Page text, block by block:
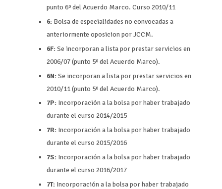
punto 6º del Acuerdo Marco. Curso 2010/11
6: Bolsa de especialidades no convocadas a
anteriormente oposicion por JCCM.
6F: Se incorporan a lista por prestar servicios en
2006/07 (punto 5º del Acuerdo Marco).
6N: Se incorporan a lista por prestar servicios en
2010/11 (punto 5º del Acuerdo Marco).
7P: Incorporación a la bolsa por haber trabajado
durante el curso 2014/2015
7R: Incorporación a la bolsa por haber trabajado
durante el curso 2015/2016
7S: Incorporación a la bolsa por haber trabajado
durante el curso 2016/2017
7T: Incorporación a la bolsa por haber trabajado